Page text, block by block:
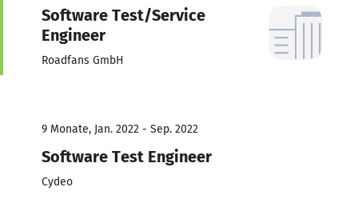
Software Test/Service
Engineer
Roadfans GmbH
9 Monate, Jan. 2022 - Sep. 2022
Software Test Engineer
Cydeo